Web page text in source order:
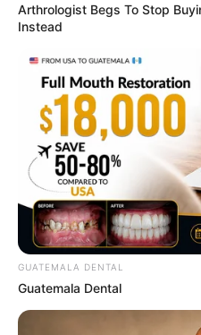
ภาพรวมดวงชะตาในเดือนนี้
เป้า ช่วงนี้อย่าหวังสูง หวังไ
ทุกเมื่อ
ช่วงวันที่ 1 – 10
การทำงาน
ผู้บังคับบัญชาเรียกเข้าพบ ต้
ดีขึ้น ช่วงกลางงานผิดพลา
จะทำอะไรต้องรอบคอบ คิด
เพื่อนร่วมทาง การเงินไหลอ
ตั้งแต่เล็กน้อยไปจนถึงเรื่อง
แน่นอน ความรักหงอยเหงา
ขี้ใจน้อยกว่าเก่า ช่วงนี้มีแน
โสดต้องหาเรื่องเดินทาง มีดว
Arthrologist Begs To Stop
Instead
GUATEMALA DENTAL
Guatemala Dental